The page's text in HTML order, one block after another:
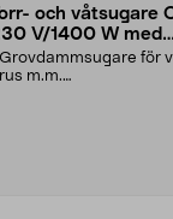
och våtsugare
V/1400 W med
Grovdammsugare för
m.m.